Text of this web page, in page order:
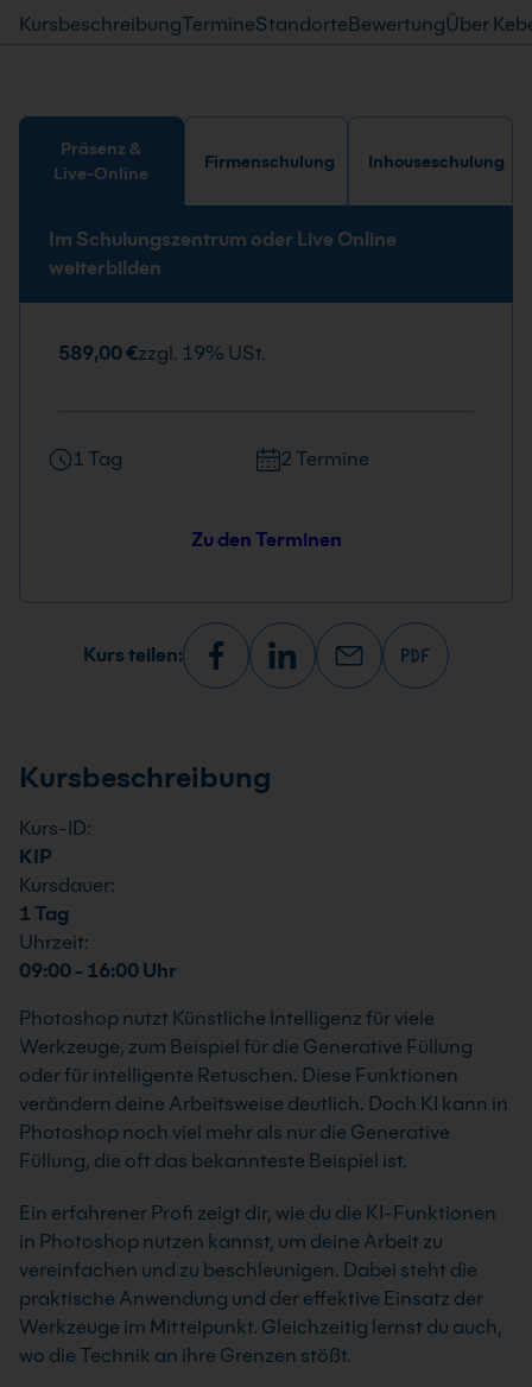
KursbeschreibungTermineStandorteBewertungÜber
Präsenz &
Live-Online
Firmenschulung Inhouseschulung
Im Schulungszentrum oder Live Online
weiterbilden
589,00 €zzgl. 19% USt.
1 Tag 2 Termine
Zu den Terminen
Kurs teilen:
Kursbeschreibung
Kurs-ID:
KIP
Kursdauer:
1 Tag
Uhrzeit:
09:00 - 16:00 Uhr
Photoshop nutzt Künstliche Intelligenz für viele
Werkzeuge, zum Beispiel für die Generative Füllung
oder für intelligente Retuschen. Diese Funktionen
verändern deine Arbeitsweise deutlich. Doch KI kann in
Photoshop noch viel mehr als nur die Generative
Füllung, die oft das bekannteste Beispiel ist.
Ein erfahrener Profi zeigt dir, wie du die KI-Funktionen
in Photoshop nutzen kannst, um deine Arbeit zu
vereinfachen und zu beschleunigen. Dabei steht die
praktische Anwendung und der effektive Einsatz der
Werkzeuge im Mittelpunkt. Gleichzeitig lernst du auch,
wo die Technik an ihre Grenzen stößt.